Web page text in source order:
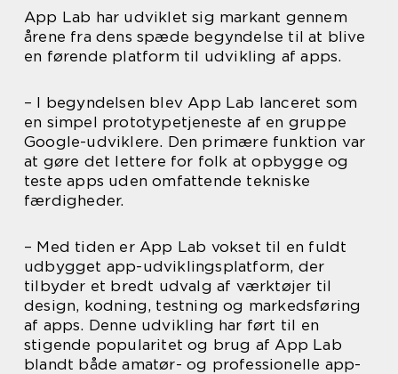
App Lab har udviklet sig markant gennem
årene fra dens spæde begyndelse til at blive
en førende platform til udvikling af apps.
– I begyndelsen blev App Lab lanceret som
en simpel prototypetjeneste af en gruppe
Google-udviklere. Den primære funktion var
at gøre det lettere for folk at opbygge og
teste apps uden omfattende tekniske
færdigheder.
– Med tiden er App Lab vokset til en fuldt
udbygget app-udviklingsplatform, der
tilbyder et bredt udvalg af værktøjer til
design, kodning, testning og markedsføring
af apps. Denne udvikling har ført til en
stigende popularitet og brug af App Lab
blandt både amatør- og professionelle app-